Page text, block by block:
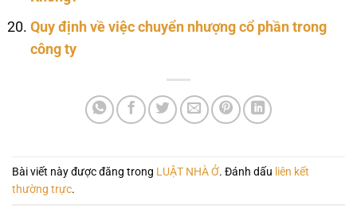
Quy định về việc chuyển nhượng cổ phần trong
công ty
Bài viết này được đăng trong LUẬT NHÀ Ở. Đánh dấu liên kết
thường trực.